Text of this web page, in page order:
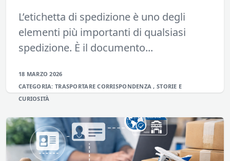
L’etichetta di spedizione è uno degli
elementi più importanti di qualsiasi
spedizione. È il documento...
18 MARZO 2026
CATEGORIA:TRASPORTARECORRISPONDENZA,STORIE E
CURIOSITÀ